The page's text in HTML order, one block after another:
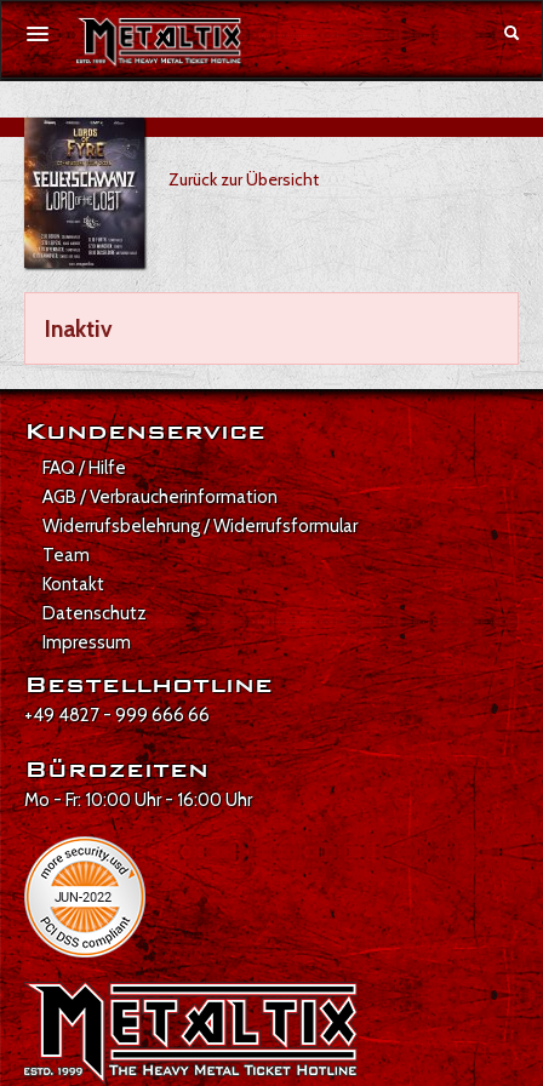
Konzerte
Festivals
Gutschein
Merchandise
DE|EN
Anmelden
Zurück zur Übersicht
Inaktiv
Kundenservice
FAQ / Hilfe
AGB / Verbraucherinformation
Widerrufsbelehrung / Widerrufsformular
Team
Kontakt
Datenschutz
Impressum
Bestellhotline
+49 4827 - 999 666 66
Bürozeiten
Mo - Fr: 10:00 Uhr - 16:00 Uhr